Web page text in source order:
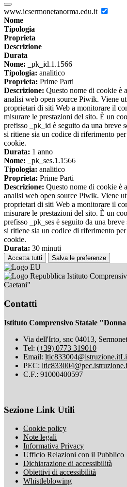
www.icsermonetanorma.edu.it
Nome
Tipologia
Proprieta
Descrizione
Durata
Nome: _pk_id.1.1566
Tipologia: analitico
Proprieta: Prime Parti
Descrizione: Questo nome di cookie è
analisi web open source Piwik. Viene
proprietari di siti Web a monitorare il
misurare le prestazioni del sito. È un
prefisso _pk_id è seguito da una breve
si ritiene sia un codice di riferimento
cookie.
Durata: 1 anno
Nome: _pk_ses.1.1566
Tipologia: analitico
Proprieta: Prime Parti
Descrizione: Questo nome di cookie è
analisi web open source Piwik. Viene
proprietari di siti Web a monitorare il
misurare le prestazioni del sito. È un
prefisso _pk_ses è seguito da una
si ritiene sia un codice di riferimento
cookie.
Durata: 30 minuti
Accetta tutti Salva le preferenze
Istituto
Caetani"
Contatti
Istituto Comprensivo Statale
Via dell'Irto, snc 04013,
Tel: (+39) 0773 319010
Email: ltic833004@istruzione.it
PEC:
C.F.: 91000400597
Sezione Link Utili
Cookie policy
Note legali
Informativa Privacy
Ufficio Relazioni con il Pubblico
Dichiarazione di accessibilità
Obiettivi di accessibilità
Whistleblowing